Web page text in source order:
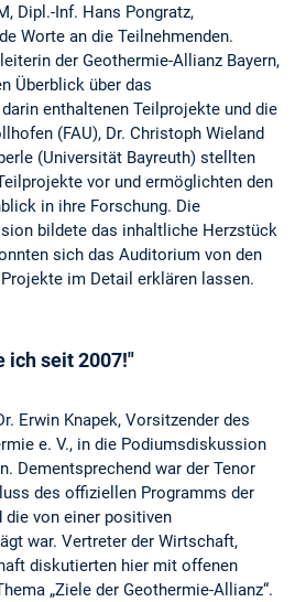
Dipl.-Inf. Hans Pongratz,
Worte an die Teilnehmenden.
der Geothermie-Allianz Bayern,
Überblick über das
enthaltenen Teilprojekte und die
(FAU), Dr. Christoph Wieland
(Universität Bayreuth) stellten
vor und ermöglichten den
in ihre Forschung. Die
bildete das inhaltliche Herzstück
sich das Auditorium von den
im Detail erklären lassen.
ich seit 2007!"
Erwin Knapek, Vorsitzender des
e. V., in die Podiumsdiskussion
Dementsprechend war der Tenor
des offiziellen Programms der
die von einer positiven
war. Vertreter der Wirtschaft,
diskutierten hier mit offenen
„Ziele der Geothermie-Allianz“.